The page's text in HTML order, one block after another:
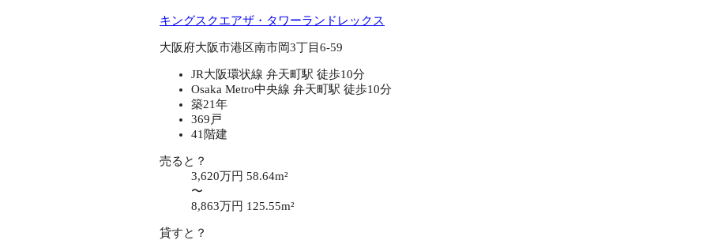
キングスクエアザ・タワーランドレックス
大阪府大阪市港区南市岡3丁目6-59
JR大阪環状線 弁天町駅 徒歩10分
Osaka Metro中央線 弁天町駅 徒歩10分
築21年
369戸
41階建
売ると？
3,620万円 58.64m²
〜
8,863万円 125.55m²
貸すと？